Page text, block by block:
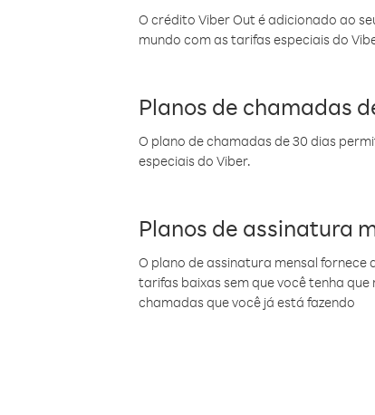
O crédito Viber Out é adicionado ao
mundo com as tarifas especiais do
Planos de chamadas
O plano de chamadas de 30 dias
especiais do Viber.
Planos de assinatura
O plano de assinatura mensal
tarifas baixas sem que você tenha
chamadas que você já está fazendo